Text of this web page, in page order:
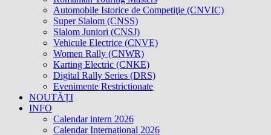
Automobile Istorice de Competiţie (CNVIC)
Super Slalom (CNSS)
Slalom Juniori (CNSJ)
Vehicule Electrice (CNVE)
Women Rally (CNWR)
Karting Electric (CNKE)
Digital Rally Series (DRS)
Evenimente Restrictionate
NOUTĂȚI
INFO
Calendar intern 2026
Calendar Internațional 2026